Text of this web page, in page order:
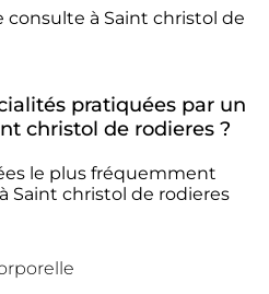
à Saint christol de
pratiquées par un
christol de rodieres ?
le plus fréquemment
Saint christol de rodieres